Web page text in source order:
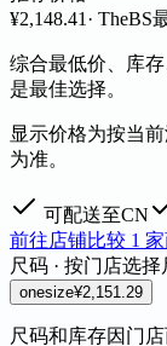
¥2,148.41 · TheBS
综合最低价、库
是最佳选择。
显示价格为按当
为准。
可配送至CN
前往店铺比较 1
尺码 · 按门店选择
onesize¥2,151.29
尺码和库存因门